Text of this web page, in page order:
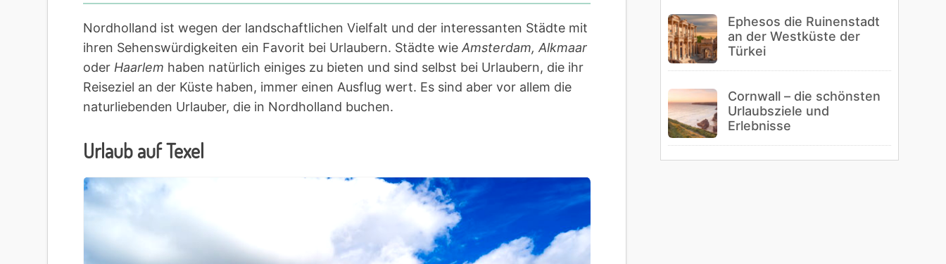
Nordholland ist wegen der landschaftlichen Vielfalt und der interessanten Städte mit
ihren Sehenswürdigkeiten ein Favorit bei Urlaubern. Städte wie Amsterdam, Alkmaar
oder Haarlem haben natürlich einiges zu bieten und sind selbst bei Urlaubern, die ihr
Reiseziel an der Küste haben, immer einen Ausflug wert. Es sind aber vor allem die
naturliebenden Urlauber, die in Nordholland buchen.
Urlaub auf Texel
Ephesos die Ruinenstadt
an der Westküste der
Türkei
Cornwall – die schönsten
Urlaubsziele und
Erlebnisse